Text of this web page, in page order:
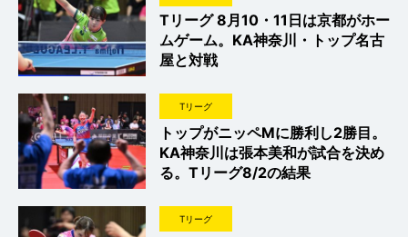
Tリーグ 8月10・11日は京都がホー
ムゲーム。KA神奈川・トップ名古
屋と対戦
Tリーグ
トップがニッペMに勝利し2勝目。
KA神奈川は張本美和が試合を決め
る。Tリーグ8/2の結果
Tリーグ